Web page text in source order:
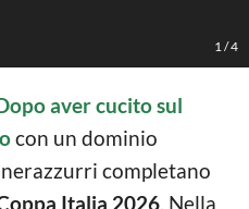
1 /4
aver cucito sul
con un dominio
completano
Italia 2026. Nella